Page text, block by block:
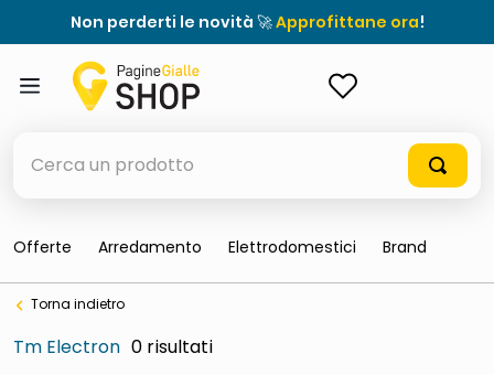
Non perderti le novità 🚀Approfittane ora!
orologio parete
meme
Offerte Arredamento Elettrodomestici Brand
Torna indietro
Tm Electron 0